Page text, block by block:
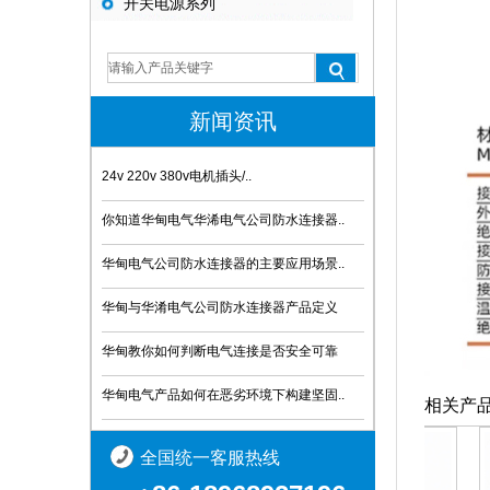
新闻资讯
24v 220v 380v电机插头/..
你知道华甸电气华浠电气公司防水连接器..
华甸电气公司防水连接器的主要应用场景..
华甸与华淆电气公司防水连接器产品定义
华甸教你如何判断电气连接是否安全可靠
华甸电气产品如何在恶劣环境下构建坚固..
全国统一客服热线
相关产